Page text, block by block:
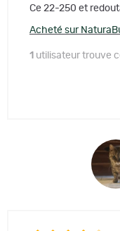
Ce 22-250 et
Acheté sur
1 utilisateur trouve